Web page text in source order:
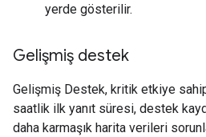
yerde gösterilir.
Gelişmiş destek
Gelişmiş Destek, kritik etkiye
saatlik ilk yanıt süresi, destek
daha karmaşık harita verileri